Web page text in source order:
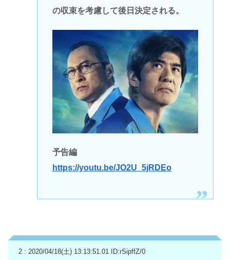
の収束を考慮して後日決定される。
予告編
https://youtu.be/JO2U_5jRDEo
2 : 2020/04/18(土) 13:13:51.01 ID:rSipffZ/0